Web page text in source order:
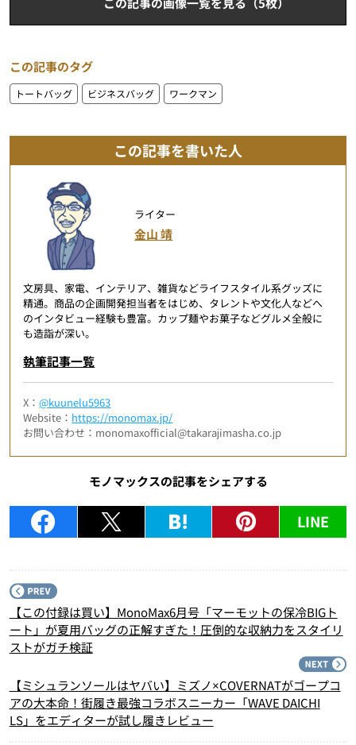
この記事のタグ
トートバッグ ビジネスバッグ ワークマン
この記事を書いた人
ライター
金山 靖
文房具、家電、インテリア、雑貨などライフスタイル系グッズに
精通。商品の企画開発担当者をはじめ、タレントや文化人などへ
のインタビュー経験も豊富。カップ麺やお菓子などグルメ全般に
も造詣が深い。
執筆記事一覧
X：@kuunelu5963
Website： https://monomax.jp/
お問い合わせ：monomaxofficial@takarajimasha.co.jp
モノマックスの記事をシェアする
LINE
【この付録は買い】MonoMax6月号「マーモットの保冷BIGト
ート」が夏用バッグの正解すぎた！圧倒的な収納力をスタイリ
ストがガチ検証
【ミシュランソールはヤバい】ミズノ×COVERNATがゴープコ
アの大本命！街履き最強コラボスニーカー「WAVE DAICHI
LS」をエディターが試し履きレビュー